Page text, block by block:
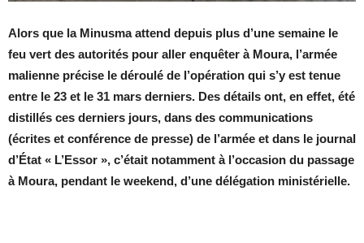
Alors que la Minusma attend depuis plus d’une semaine le
feu vert des autorités pour aller enquêter à Moura, l’armée
malienne précise le déroulé de l’opération qui s’y est tenue
entre le 23 et le 31 mars derniers. Des détails ont, en effet, été
distillés ces derniers jours, dans des communications
(écrites et conférence de presse) de l’armée et dans le journal
d’État « L’Essor », c’était notamment à l’occasion du passage
à Moura, pendant le weekend, d’une délégation ministérielle.